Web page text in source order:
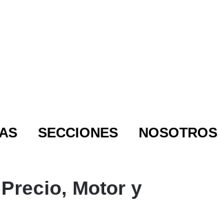
SECCIONES NOSOTROS
Motor y